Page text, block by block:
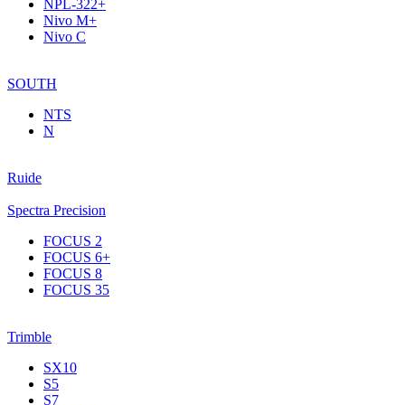
NPL-322+
Nivo M+
Nivo C
SOUTH
NTS
N
Ruide
Spectra Precision
FOCUS 2
FOCUS 6+
FOCUS 8
FOCUS 35
Trimble
SX10
S5
S7